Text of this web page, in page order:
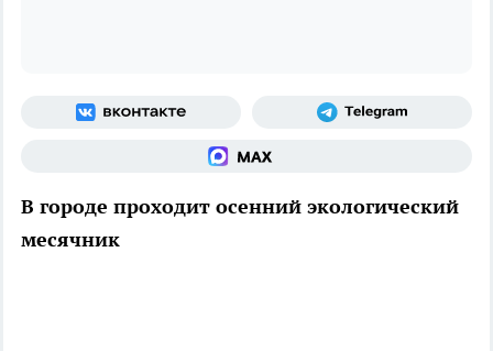
В городе проходит осенний экологический
месячник